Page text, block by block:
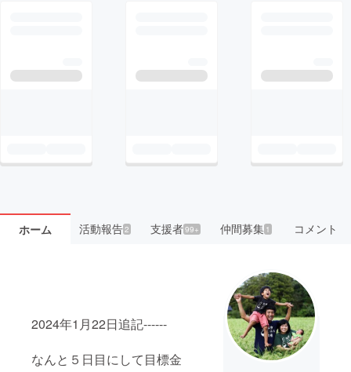
ホーム 活動報告2 支援者99+ 仲間募集 1 コメント
2024年1月22日追記------
なんと５日目にして目標金